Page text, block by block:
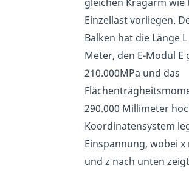
Einzellast vorliegen.
Balken hat die Länge
Meter, den E-Modul E
210.000MPa und das
290.000 Millimeter
Koordinatensystem
Einspannung, wobei x
und z nach unten